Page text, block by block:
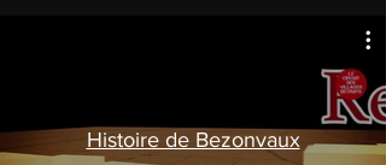
Histoire de Bezonvaux